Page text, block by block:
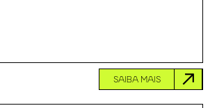
SAIBA MAIS